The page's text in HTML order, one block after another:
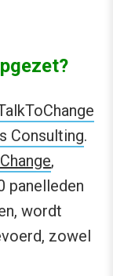
Consulting.
,
panelleden
wordt
zowel